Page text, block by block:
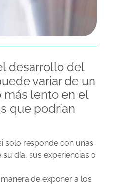
desarrollo del
variar de un
más lento en el
que podrían
solo responde con unas
día, sus experiencias o
de exponer a los